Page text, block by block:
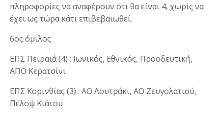
πληροφορίες να αναφέρουν ότι θα είναι 4, χωρίς να
έχει ως τώρα κάτι επιβεβαιωθεί.
6ος όμιλος
ΕΠΣ Πειραιά (4) : Ιωνικός, Εθνικός, Προοδευτική,
ΑΠΟ Κερατσίνι
ΕΠΣ Κορινθίας (3) : ΑΟ Λουτράκι, ΑΟ Ζευγολατιού,
Πέλοψ Κιάτου